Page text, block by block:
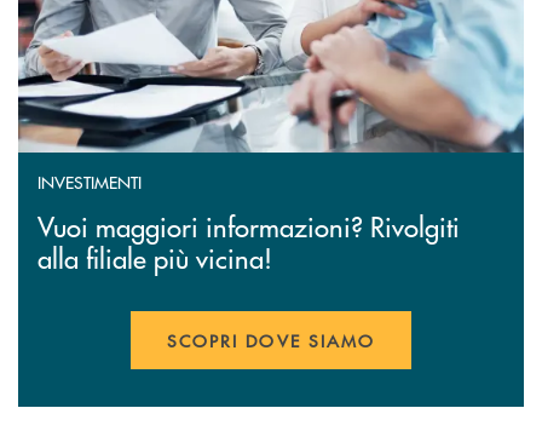
INVESTIMENTI
Vuoi maggiori informazioni? Rivolgiti
alla filiale più vicina!
SCOPRI DOVE SIAMO